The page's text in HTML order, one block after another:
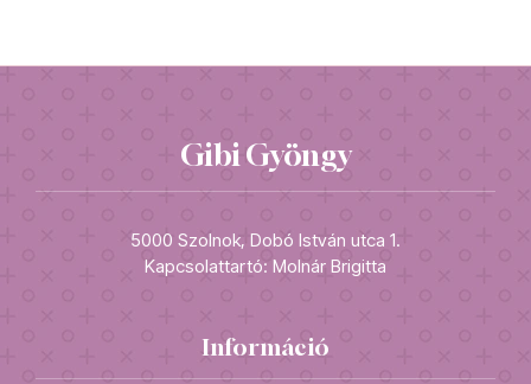
Gibi Gyöngy
5000 Szolnok, Dobó István utca 1.
Kapcsolattartó: Molnár Brigitta
Információ